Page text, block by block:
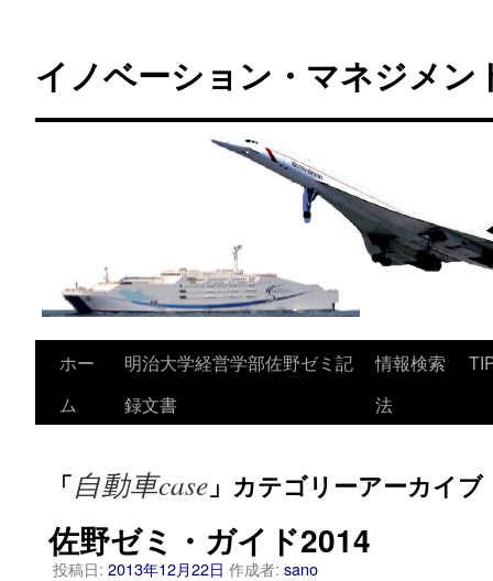
テ
イノベーション・マネジメン
ホー
ム
明治大学経営学部佐野ゼミ記
録文書
情報検索
法
「自動車case 」カテゴリーアーカイブ
佐野ゼミ・ガイド2014
投稿日: 2013年12月22日 作成者: sano